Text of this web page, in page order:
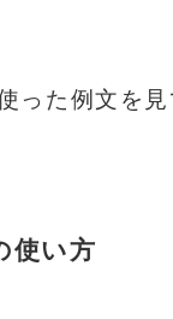
った例文を
使い方